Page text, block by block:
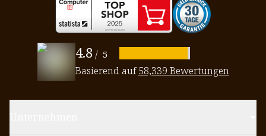
4.8 / 5
Basierend auf58,339 Bewertungen